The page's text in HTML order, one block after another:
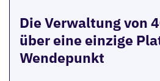
Die Verwaltung von
über eine einzige
Wendepunkt